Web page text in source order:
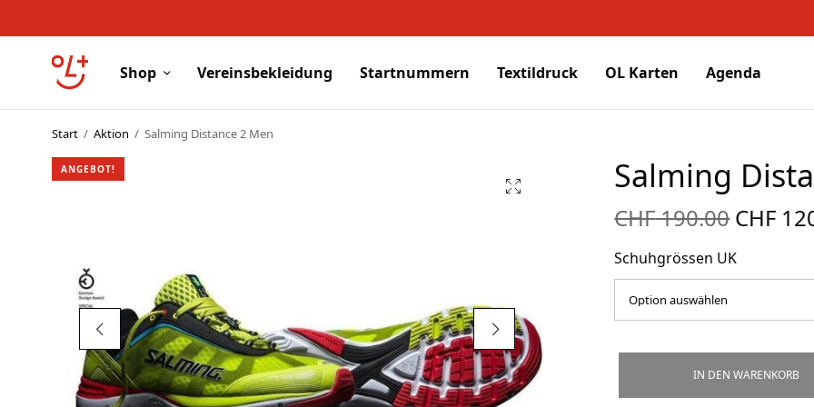
Shop Vereinsbekleidung Startnummern Textildruck OL Karten Agenda
Start / Aktion / Salming Distance 2 Men
ANGEBOT! Salming
CHF190.00
CHF
CHF
Schuhgrössen UK
IN DEN WARENKORB
Shop
Textildruck
OL Karten
Agenda